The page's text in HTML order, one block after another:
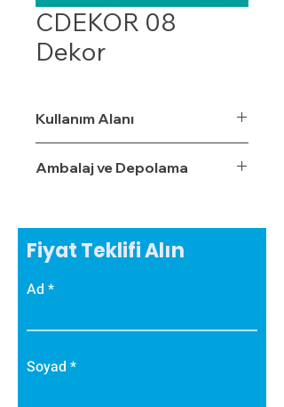
CDEKOR 08
Dekor
Kullanım Alanı
Ambalaj ve Depolama
Fiyat Teklifi Alın
Ad
Soyad